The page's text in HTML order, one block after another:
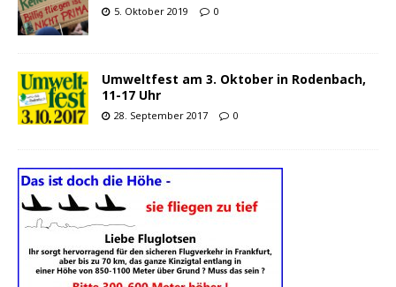
5. Oktober 2019 0
Umweltfest am 3. Oktober in Rodenbach,
11-17 Uhr
28. September 2017 0